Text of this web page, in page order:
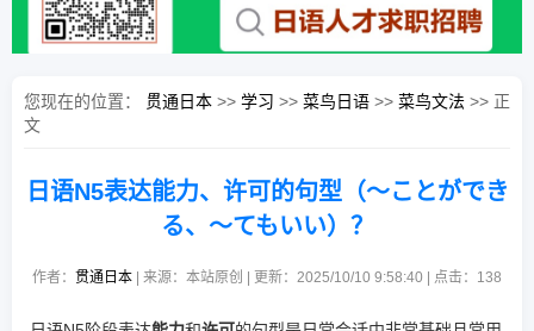
您现在的位置： 贯通日本 >> 学习 >> 菜鸟日语 >> 菜鸟文法 >> 正
文
日语N5表达能力、许可的句型（～ことができ
る、～てもいい）？
作者： 贯通日本 | 来源：本站原创 | 更新：2025/10/10 9:58:40 | 点击： 138